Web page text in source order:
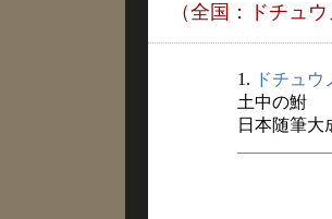
（全国：ドチュウ
1. ドチュウ
土中の鮒
日本随筆大